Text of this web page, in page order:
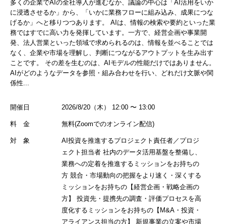
多くの企業でAIの全社導入が進むなか、議論の中心は「AI活用をいか
に浸透させるか」から、「いかに業務フローに組み込み、成果につな
げるか」へと移りつつあります。 AIは、情報の検索や要約といった業
務ではすでに高い力を発揮しています。一方で、経営企画や事業開
発、法人営業といった領域で求められるのは、情報を並べることでは
なく、企業や市場を理解し、判断につながるアウトプットを生み出す
ことです。 その差を生むのは、AIモデルの性能だけではありません。
AIがどのようなデータを参照・組み合わせを行い、どれだけ文脈や関
係性...
開催日 2026/8/20（木） 12:00 〜 13:00
料 金 無料(Zoomでのオンライン配信)
対 象
AI投資を推進するプロジェクト責任者／プロジ
ェクト担当者 社内のデータ活用基盤を整備し、
業務への定着を推進するミッションをお持ちの
方 競合・市場動向の把握をより速く・深くする
ミッションをお持ちの【経営企画・戦略企画の
方】 投資先・提携先の調査・評価プロセスを高
度化するミッションをお持ちの【M&A・投資・
アライアンス担当の方】 新規事業の立案や市場